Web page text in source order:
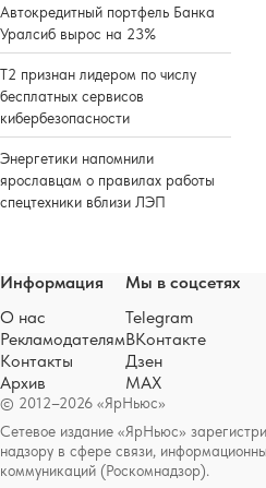
Автокредитный портфель Банка
Уралсиб вырос на 23%
Т2 признан лидером по числу
бесплатных сервисов
кибербезопасности
Энергетики напомнили
ярославцам о правилах работы
спецтехники вблизи ЛЭП
© 2012–2026 «ЯрНьюс»
Сетевое издание «ЯрНьюс»
надзору в сфере связи,
коммуникаций (Роскомнадзор).
Информация
О нас
Рекламодателям
Контакты
Архив
Мы в соцсетях
Telegram
ВКонтакте
Дзен
MAX